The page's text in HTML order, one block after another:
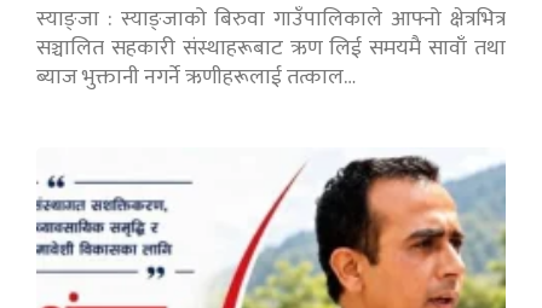
स्याङ्जा : स्याङ्जाको बिरुवा गाउँपालिकाले आफ्नो क्षेत्रभित्र
सञ्चालित सहकारी संस्थाहरूबाट ऋण लिई समयमै सावाँ तथा
ब्याज भुक्तानी नगर्ने ऋणीहरूलाई तत्काल…